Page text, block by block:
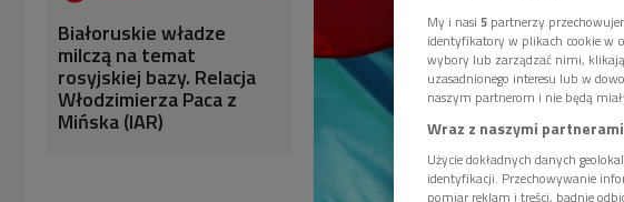
Białoruskie władze
milczą na temat
rosyjskiej bazy. Relacja
Włodzimierza Paca z
Mińska (IAR)
My i nasi 5 partnerzy
identyfikatory w plikach cookie w
wybory lub zarządzać nimi,
uzasadnionego interesu lub w
naszym partnerom i nie będą
Wraz z naszymi
Użycie dokładnych danych
identyfikacji. Przechowywanie
pomiar reklam i treści, badnie